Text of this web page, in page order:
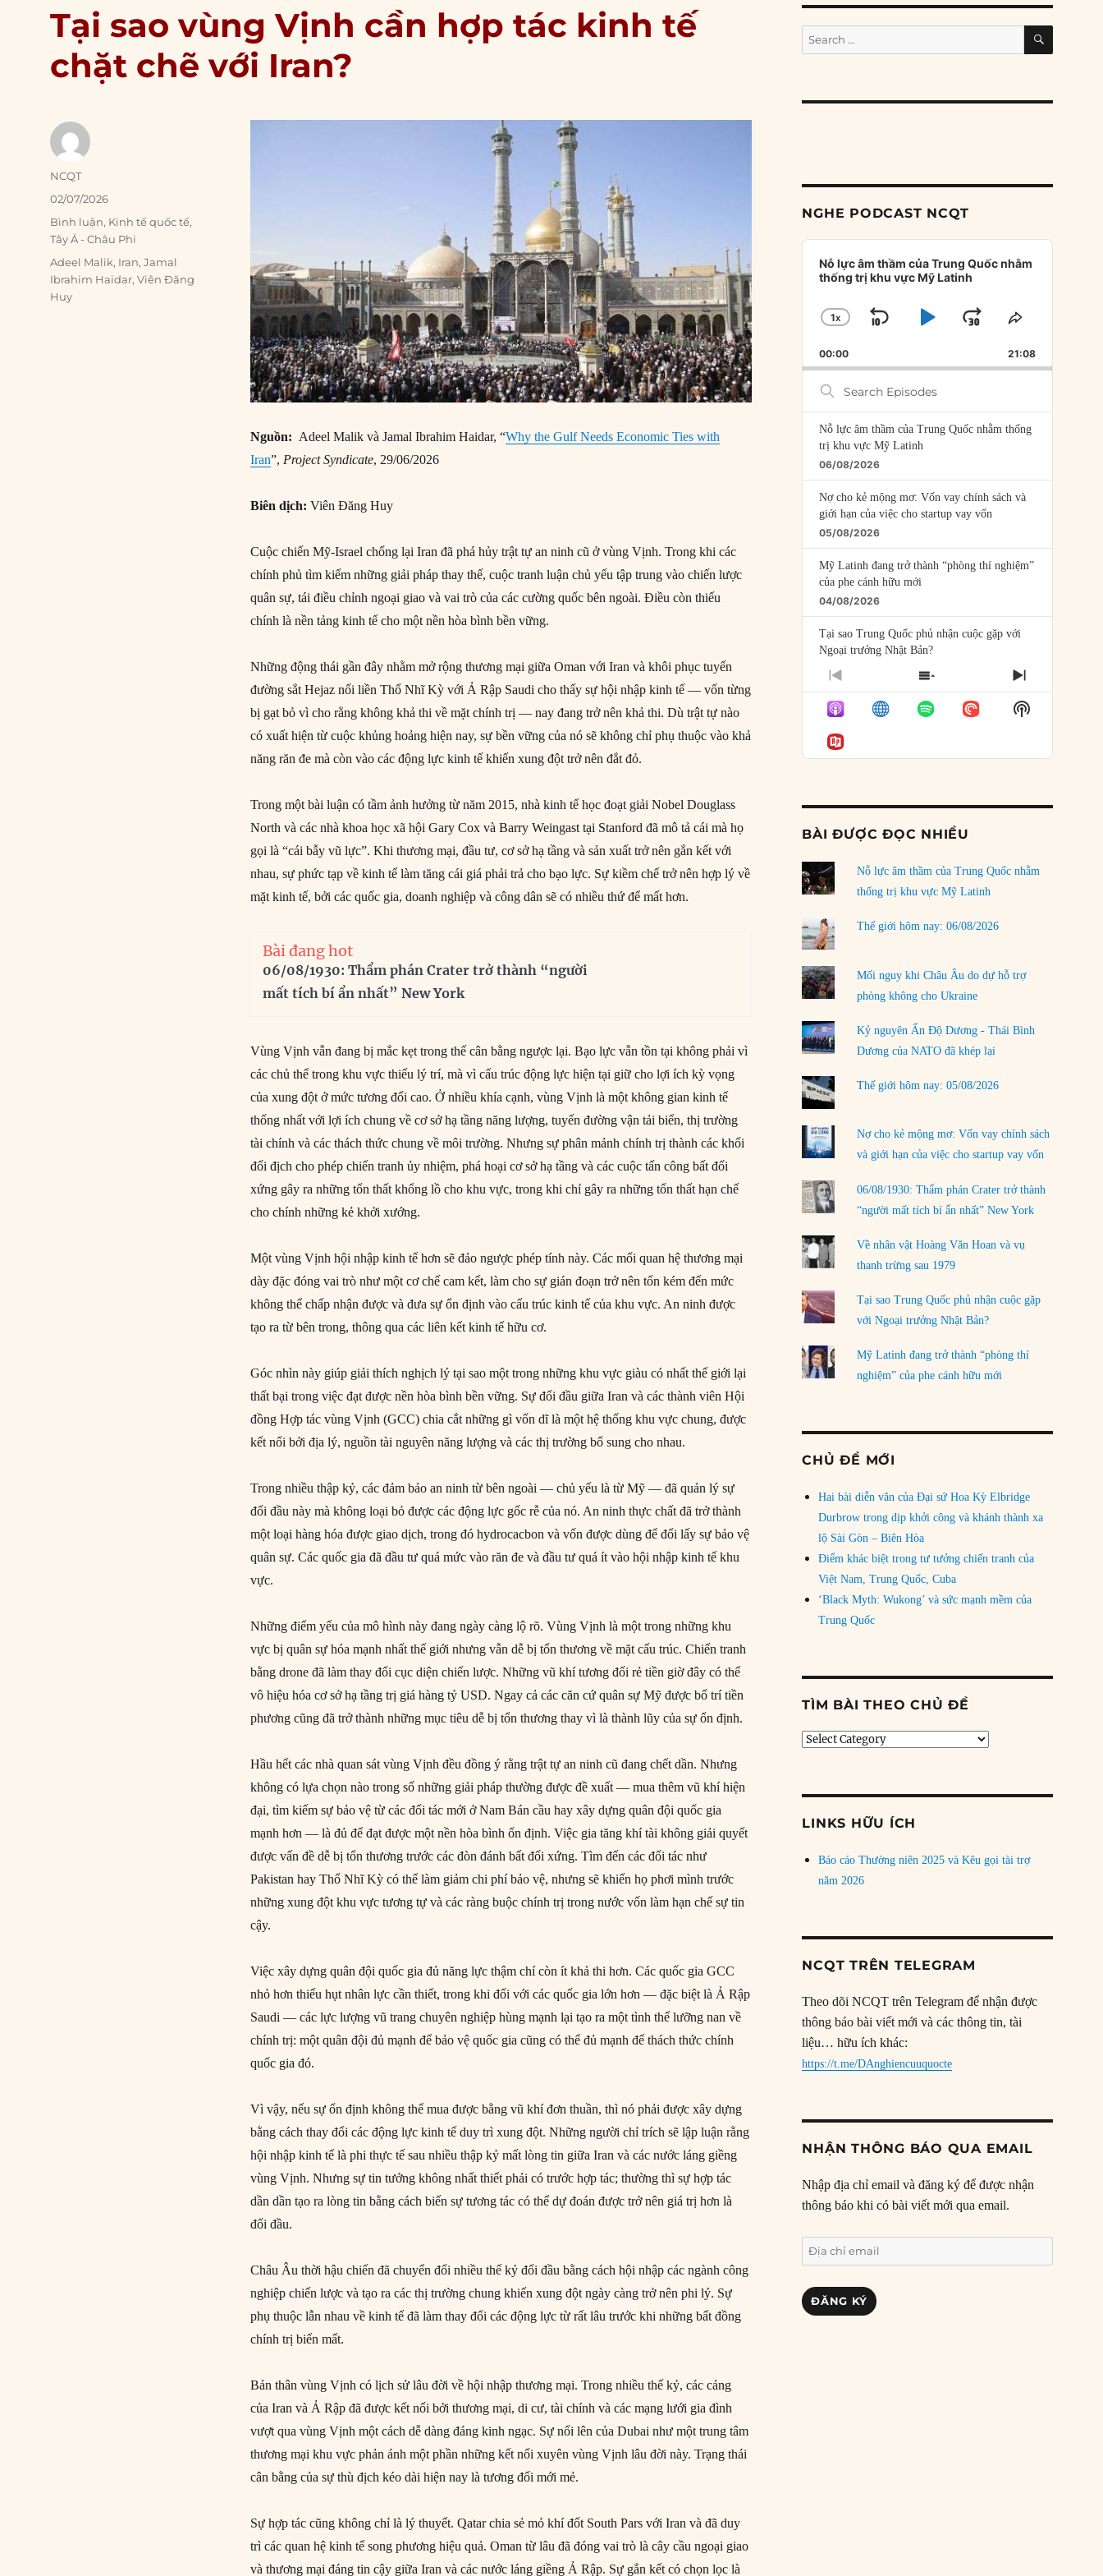
Tại sao vùng Vịnh cần hợp tác kinh tế
chặt chẽ với Iran?
Nguồn: Adeel Malik và Jamal Ibrahim Haidar, “Why the Gulf Needs Economic Ties with
Iran”,Project Syndicate, 29/06/2026
Biên dịch:Viên Đăng Huy
Cuộc chiến Mỹ-Israel chống lại Iran đã phá hủy trật tự an ninh cũ ở vùng Vịnh. Trong khi các
chính phủ tìm kiếm những giải pháp thay thế, cuộc tranh luận chủ yếu tập trung vào chiến lược
quân sự, tái điều chỉnh ngoại giao và vai trò của các cường quốc bên ngoài. Điều còn thiếu
chính là nền tảng kinh tế cho một nền hòa bình bền vững.
Những động thái gần đây nhằm mở rộng thương mại giữa Oman với Iran và khôi phục tuyến
đường sắt Hejaz nối liền Thổ Nhĩ Kỳ với Ả Rập Saudi cho thấy sự hội nhập kinh tế — vốn từng
bị gạt bỏ vì cho rằng không khả thi về mặt chính trị — nay đang trở nên khả thi. Dù trật tự nào
có xuất hiện từ cuộc khủng hoảng hiện nay, sự bền vững của nó sẽ không chỉ phụ thuộc vào khả
năng răn đe mà còn vào các động lực kinh tế khiến xung đột trở nên đắt đỏ.
Trong một bài luận có tầm ảnh hưởng từ năm 2015, nhà kinh tế học đoạt giải Nobel Douglass
North và các nhà khoa học xã hội Gary Cox và Barry Weingast tại Stanford đã mô tả cái mà họ
gọi là “cái bẫy vũ lực”. Khi thương mại, đầu tư, cơ sở hạ tầng và sản xuất trở nên gắn kết với
nhau, sự phức tạp về kinh tế làm tăng cái giá phải trả cho bạo lực. Sự kiềm chế trở nên hợp lý về
mặt kinh tế, bởi các quốc gia, doanh nghiệp và công dân sẽ có nhiều thứ để mất hơn.
Bài đang hot
06/08/1930: Thẩm phán Crater trở thành “người
mất tích bí ẩn nhất” New York
Vùng Vịnh vẫn đang bị mắc kẹt trong thế cân bằng ngược lại. Bạo lực vẫn tồn tại không phải vì
các chủ thể trong khu vực thiếu lý trí, mà vì cấu trúc động lực hiện tại giữ cho lợi ích kỳ vọng
của xung đột ở mức tương đối cao. Ở nhiều khía cạnh, vùng Vịnh là một không gian kinh tế
thống nhất với lợi ích chung về cơ sở hạ tầng năng lượng, tuyến đường vận tải biển, thị trường
tài chính và các thách thức chung về môi trường. Nhưng sự phân mảnh chính trị thành các khối
đối địch cho phép chiến tranh ủy nhiệm, phá hoại cơ sở hạ tầng và các cuộc tấn công bất đối
xứng gây ra những tổn thất khổng lồ cho khu vực, trong khi chỉ gây ra những tổn thất hạn chế
cho chính những kẻ khởi xướng.
Một vùng Vịnh hội nhập kinh tế hơn sẽ đảo ngược phép tính này. Các mối quan hệ thương mại
dày đặc đóng vai trò như một cơ chế cam kết, làm cho sự gián đoạn trở nên tốn kém đến mức
không thể chấp nhận được và đưa sự ổn định vào cấu trúc kinh tế của khu vực. An ninh được
tạo ra từ bên trong, thông qua các liên kết kinh tế hữu cơ.
Góc nhìn này giúp giải thích nghịch lý tại sao một trong những khu vực giàu có nhất thế giới lại
thất bại trong việc đạt được nền hòa bình bền vững. Sự đối đầu giữa Iran và các thành viên Hội
đồng Hợp tác vùng Vịnh (GCC) chia cắt những gì vốn dĩ là một hệ thống khu vực chung, được
kết nối bởi địa lý, nguồn tài nguyên năng lượng và các thị trường bổ sung cho nhau.
Trong nhiều thập kỷ, các đảm bảo an ninh từ bên ngoài — chủ yếu là từ Mỹ — đã quản lý sự
đối đầu này mà không loại bỏ được các động lực gốc rễ của nó. An ninh thực chất đã trở thành
một loại hàng hóa được giao dịch, trong đó hydrocacbon và vốn được dùng để đổi lấy sự bảo vệ
quân sự. Các quốc gia đã đầu tư quá mức vào răn đe và đầu tư quá ít vào hội nhập kinh tế khu
vực.
Những điểm yếu của mô hình này đang ngày càng lộ rõ. Vùng Vịnh là một trong những khu
vực bị quân sự hóa mạnh nhất thế giới nhưng vẫn dễ bị tổn thương về mặt cấu trúc. Chiến tranh
bằng drone đã làm thay đổi cục diện chiến lược. Những vũ khí tương đối rẻ tiền giờ đây có thể
vô hiệu hóa cơ sở hạ tầng trị giá hàng tỷ USD. Ngay cả các căn cứ quân sự Mỹ được bố trí tiền
phương cũng đã trở thành những mục tiêu dễ bị tổn thương thay vì là thành lũy của sự ổn định.
Hầu hết các nhà quan sát vùng Vịnh đều đồng ý rằng trật tự an ninh cũ đang chết dần. Nhưng
không có lựa chọn nào trong số những giải pháp thường được đề xuất — mua thêm vũ khí hiện
đại, tìm kiếm sự bảo vệ từ các đối tác mới ở Nam Bán cầu hay xây dựng quân đội quốc gia
mạnh hơn — là đủ để đạt được một nền hòa bình ổn định. Việc gia tăng khí tài không giải quyết
được vấn đề dễ bị tổn thương trước các đòn đánh bất đối xứng. Tìm đến các đối tác như
Pakistan hay Thổ Nhĩ Kỳ có thể làm giảm chi phí bảo vệ, nhưng sẽ khiến họ phơi mình trước
những xung đột khu vực tương tự và các ràng buộc chính trị trong nước vốn làm hạn chế sự tin
cậy.
Việc xây dựng quân đội quốc gia đủ năng lực thậm chí còn ít khả thi hơn. Các quốc gia GCC
nhỏ hơn thiếu hụt nhân lực cần thiết, trong khi đối với các quốc gia lớn hơn — đặc biệt là Ả Rập
Saudi — các lực lượng vũ trang chuyên nghiệp hùng mạnh lại tạo ra một tình thế lưỡng nan về
chính trị: một quân đội đủ mạnh để bảo vệ quốc gia cũng có thể đủ mạnh để thách thức chính
quốc gia đó.
Vì vậy, nếu sự ổn định không thể mua được bằng vũ khí đơn thuần, thì nó phải được xây dựng
bằng cách thay đổi các động lực kinh tế duy trì xung đột. Những người chỉ trích sẽ lập luận rằng
hội nhập kinh tế là phi thực tế sau nhiều thập kỷ mất lòng tin giữa Iran và các nước láng giềng
vùng Vịnh. Nhưng sự tin tưởng không nhất thiết phải có trước hợp tác; thường thì sự hợp tác
dần dần tạo ra lòng tin bằng cách biến sự tương tác có thể dự đoán được trở nên giá trị hơn là
đối đầu.
Châu Âu thời hậu chiến đã chuyển đổi nhiều thế kỷ đối đầu bằng cách hội nhập các ngành công
nghiệp chiến lược và tạo ra các thị trường chung khiến xung đột ngày càng trở nên phi lý. Sự
phụ thuộc lẫn nhau về kinh tế đã làm thay đổi các động lực từ rất lâu trước khi những bất đồng
chính trị biến mất.
Bản thân vùng Vịnh có lịch sử lâu đời về hội nhập thương mại. Trong nhiều thế kỷ, các cảng
của Iran và Ả Rập đã được kết nối bởi thương mại, di cư, tài chính và các mạng lưới gia đình
vượt qua vùng Vịnh một cách dễ dàng đáng kinh ngạc. Sự nổi lên của Dubai như một trung tâm
thương mại khu vực phản ánh một phần những kết nối xuyên vùng Vịnh lâu đời này. Trạng thái
cân bằng của sự thù địch kéo dài hiện nay là tương đối mới mẻ.
Sự hợp tác cũng không chỉ là lý thuyết. Qatar chia sẻ mỏ khí đốt South Pars với Iran và đã duy
trì các quan hệ kinh tế song phương hiệu quả. Oman từ lâu đã đóng vai trò là cây cầu ngoại giao
và thương mại đáng tin cậy giữa Iran và các nước láng giềng Ả Rập. Sự gắn kết có chọn lọc là
Author
NCQT
Posted
on
02/07/2026
Categories
Bình luận, Kinh tế quốc tế,
Tây Á - Châu Phi
Tags
Adeel Malik, Iran,Jamal
Ibrahim Haidar,Viên Đăng
Huy
Search
for:
SEARCH
NGHE PODCAST NCQT
Audio
Player
Nỗ lực âm thầm của Trung Quốc nhằm
thống trị khu vực Mỹ Latinh
CHANGE
RATE
1X
SKIP
BACKWARD
PLAYJUMP
FORWARD
SHARE
EPISODE
00:00 21:08
Search
Episodes
Nỗ lực âm thầm của Trung Quốc nhằm thống
trị khu vực Mỹ Latinh
06/08/2026
Nợ cho kẻ mộng mơ: Vốn vay chính sách và
giới hạn của việc cho startup vay vốn
05/08/2026
Mỹ Latinh đang trở thành “phòng thí nghiệm”
của phe cánh hữu mới
04/08/2026
Tại sao Trung Quốc phủ nhận cuộc gặp với
Ngoại trưởng Nhật Bản?
04/08/2026
Điểm mù chiến lược của Trump tại Thái Bình
Dương
03/08/2026
rủi ro
01/08/2026
31/07/2026
phải chịu đựng?
30/07/2026
Tập tìm cách chôn vùi bê bối chấn động vòng
tròn thân cận của mình
PREVIOUS
EPISODE
SHOW
EPISODES
LIST
NEXT
EPISODE
Show
Podcast
BÀI ĐƯỢC ĐỌC NHIỀU
Nỗ lực âm thầm của Trung Quốc nhằm
thống trị khu vực Mỹ Latinh
Thế giới hôm nay: 06/08/2026
Mối nguy khi Châu Âu do dự hỗ trợ
phòng không cho Ukraine
Kỷ nguyên Ấn Độ Dương - Thái Bình
Dương của NATO đã khép lại
Thế giới hôm nay: 05/08/2026
Nợ cho kẻ mộng mơ: Vốn vay chính sách
và giới hạn của việc cho startup vay vốn
06/08/1930: Thẩm phán Crater trở thành
“người mất tích bí ẩn nhất” New York
Về nhân vật Hoàng Văn Hoan và vụ
thanh trừng sau 1979
Tại sao Trung Quốc phủ nhận cuộc gặp
với Ngoại trưởng Nhật Bản?
Mỹ Latinh đang trở thành “phòng thí
nghiệm” của phe cánh hữu mới
CHỦ ĐỀ MỚI
Hai bài diễn văn của Đại sứ Hoa Kỳ Elbridge
Durbrow trong dịp khởi công và khánh thành xa
lộ Sài Gòn – Biên Hòa
Điểm khác biệt trong tư tưởng chiến tranh của
Việt Nam, Trung Quốc, Cuba
‘Black Myth: Wukong’ và sức mạnh mềm của
Trung Quốc
TÌM BÀI THEO CHỦ ĐỀ
Tìm
LINKS HỮU ÍCH
Báo cáo Thường niên 2025 và Kêu gọi tài trợ
năm 2026
NCQT TRÊN TELEGRAM
Theo dõi NCQT trên Telegram để nhận được
thông báo bài viết mới và các thông tin, tài
liệu… hữu ích khác:
https://t.me/DAnghiencuuquocte
NHẬN THÔNG BÁO QUA EMAIL
Nhập địa chỉ email và đăng ký để được nhận
thông báo khi có bài viết mới qua email.
Địa
chỉ
email
ĐĂNG KÝ